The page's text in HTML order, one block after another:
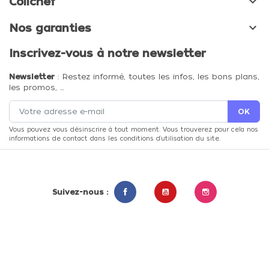
Nos garanties 
Inscrivez-vous à notre newsletter
Newsletter : Restez informé, toutes les infos, les bons plans,
les promos, …
Vous pouvez vous désinscrire à tout moment. Vous trouverez pour cela nos
informations de contact dans les conditions d'utilisation du site.
Suivez-nous :
FacebookYouTubeInstagram